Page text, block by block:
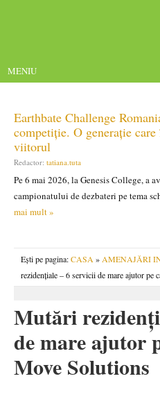
Earthbate Challenge
competiție. O generație care
viitorul
Redactor: tatiana.tuta
Pe 6 mai 2026, la Genesis College, a
campionatului de dezbateri pe tema
mai mult »
Ești pe pagina:CASA » AMENAJĂRI
rezidențiale – 6 servicii de mare ajutor pe
Mutări
de mare ajutor
Move Solutions